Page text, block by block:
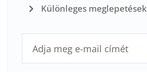
Különleges meglepetések